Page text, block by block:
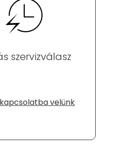
szervizválasz
velünk